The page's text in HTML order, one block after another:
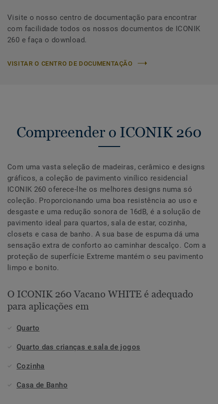
Visite o nosso centro de documentação para encontrar
com facilidade todos os nossos documentos de ICONIK
260 e faça o download.
VISITAR O CENTRO DE DOCUMENTAÇÃO
Compreender o ICONIK 260
Com uma vasta seleção de madeiras, cerâmico e designs
gráficos, a coleção de pavimento vinílico residencial
ICONIK 260 oferece-lhe os melhores designs numa só
coleção. Proporcionando uma boa resistência ao uso e
desgaste e uma redução sonora de 16dB, é a solução de
pavimento ideal para quartos, sala de estar, cozinha,
closets e casa de banho. A sua base de espuma dá uma
sensação extra de conforto ao caminhar descalço. Com a
proteção de superfície Extreme mantém o seu pavimento
limpo e bonito.
O ICONIK 260 Vacano WHITE é adequado
para aplicações em
Quarto
Quarto das crianças e sala de jogos
Cozinha
Casa de Banho